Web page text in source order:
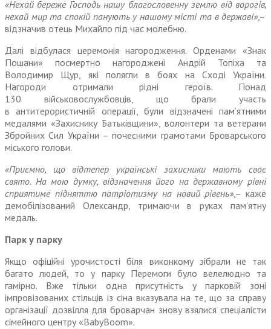
«Нехай береже Господь нашу благословенну землю від ворогів,
нехай мир та спокій панують у нашому місті та в державі»,–
відзначив отець Михайло під час молебню.
Далі відбулася церемонія нагородження. Орденами «Знак
Пошани» посмертно нагороджені Андрій Топіха та
Володимир Щур, які полягли в боях на Сході України.
Нагороди отримали рідні героїв. Понад
130 військовослужбовців, що брали участь
в антитерористичній операції, були відзначені пам’ятними
медалями «Захиснику Батьківщини», волонтери та ветерани
Збройних Сил України – почесними грамотами Броварського
міського голови.
«Приємно, що відтепер українські захисники мають своє
свято. На мою думку, відзначення його на державному рівні
сприятиме підняттю патріотизму на новий рівень»,– каже
демобілізований Олександр, тримаючи в руках пам’ятну
медаль.
Парк у парку
Якщо офіційні урочистості біля виконкому зібрали не так
багато людей, то у парку Перемоги було велелюдно та
гамірно. Вже тільки одна присутність у парковій зоні
імпровізованих стільців із сіна вказувала на те, що за справу
організації дозвілля для броварчан знову взялися спеціалісти
сімейного центру «BabyBoom».